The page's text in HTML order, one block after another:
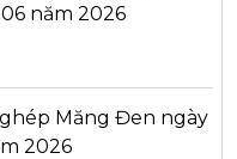
năm 2026
Măng Đen ngày
2026